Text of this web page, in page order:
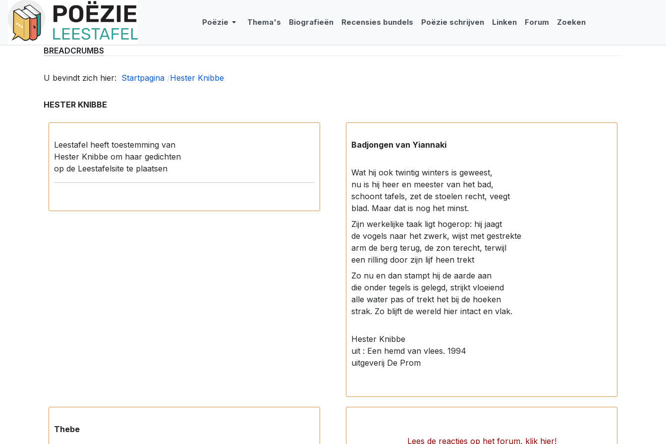
Poëzie Thema's Biografieën Recensies bundels Poëzie schrijven Linken Forum Zoeken
BREADCRUMBS
U bevindt zich hier: Startpagina Hester Knibbe
HESTER KNIBBE
Leestafel heeft toestemming van
Hester Knibbe om haar gedichten
op de Leestafelsite te plaatsen
Badjongen van Yiannaki
Wat hij ook twintig winters is geweest,
nu is hij heer en meester van het bad,
schoont tafels, zet de stoelen recht, veegt
blad. Maar dat is nog het minst.
Zijn werkelijke taak ligt hogerop: hij jaagt
de vogels naar het zwerk, wijst met gestrekte
arm de berg terug, de zon terecht, terwijl
een rilling door zijn lijf heen trekt
Zo nu en dan stampt hij de aarde aan
die onder tegels is gelegd, strijkt vloeiend
alle water pas of trekt het bij de hoeken
strak. Zo blijft de wereld hier intact en vlak.
Hester Knibbe
uit : Een hemd van vlees. 1994
uitgeverij De Prom
Thebe
Lees de reacties op het forum, klik hier!